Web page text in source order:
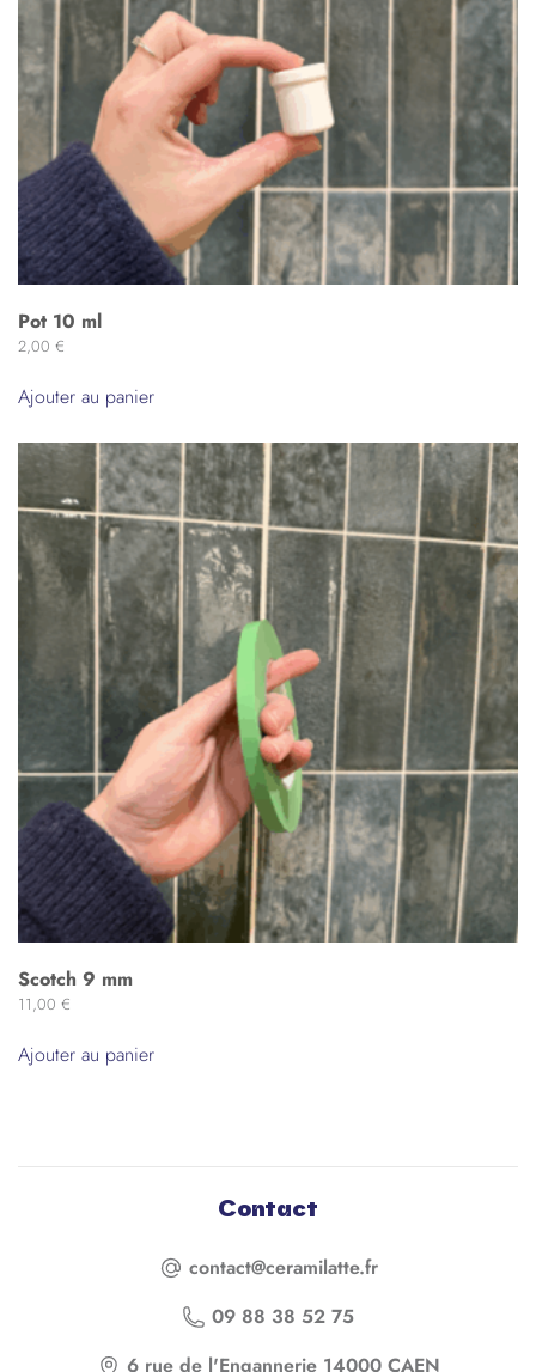
Pot 10 ml
2,00 €
Ajouter au panier
Scotch 9 mm
11,00 €
Ajouter au panier
Contact
contact@ceramilatte.fr
09 88 38 52 75
6 rue de l'Engannerie 14000 CAEN